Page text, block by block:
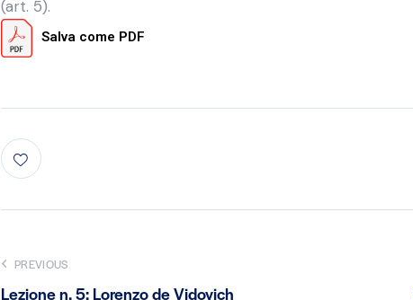
(art. 5).
Salva come PDF
PREVIOUS
Lezione n. 5: Lorenzo de Vidovich